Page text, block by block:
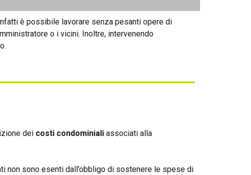
è possibile lavorare senza pesanti opere di
o i vicini. Inoltre, intervenendo
dei costi condominiali associati alla
non sono esenti dall’obbligo di sostenere le spese di